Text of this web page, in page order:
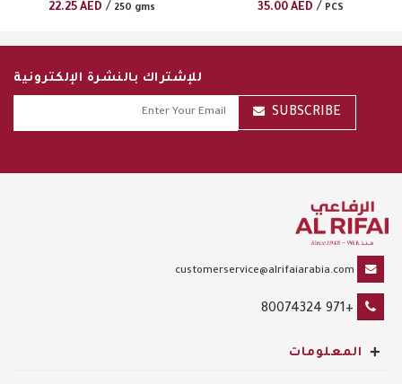
22.25 AED / 250 gms 35.00AED / PCS
للإشتراك بالنشرة الإلكترونية
SUBSCRIBE
customerservice@alrifaiarabia.com
+971 80074324
المعلومات +